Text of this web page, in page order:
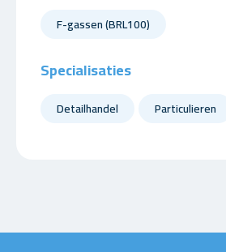
F-gassen (BRL100)
Specialisaties
Detailhandel Particulieren